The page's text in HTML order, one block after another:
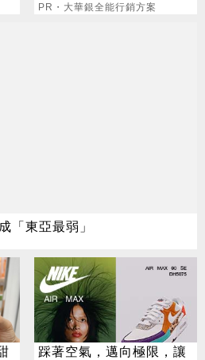
募
PR・大華銀全能行銷方案
「東亞最弱」
踩著空氣，邁向極限，讓